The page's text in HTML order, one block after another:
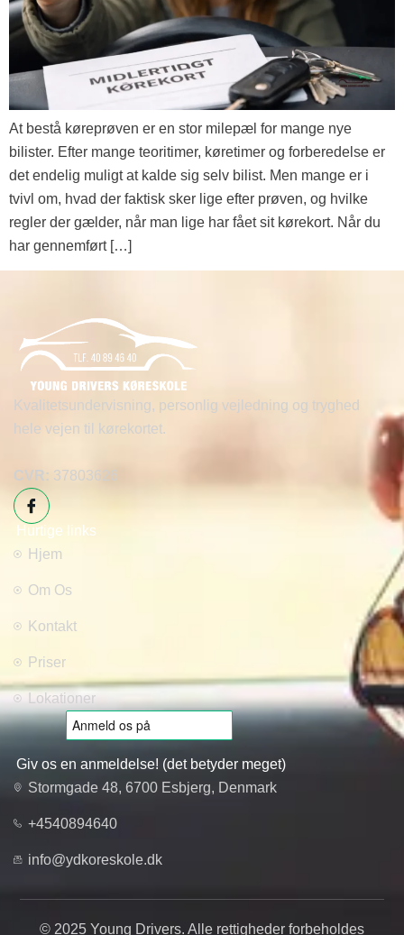
At bestå køreprøven er en stor milepæl for mange nye
bilister. Efter mange teoritimer, køretimer og forberedelse er
det endelig muligt at kalde sig selv bilist. Men mange er i
tvivl om, hvad der faktisk sker lige efter prøven, og hvilke
regler der gælder, når man lige har fået sit kørekort. Når du
har gennemført […]
Kvalitetsundervisning, personlig vejledning og tryghed
hele vejen til kørekortet.
CVR: 37803626
Hurtige links
Hjem
Om Os
Kontakt
Priser
Lokationer
Giv os en anmeldelse! (det betyder meget)
Stormgade 48, 6700 Esbjerg, Denmark
+4540894640
info@ydkoreskole.dk
© 2025 Young Drivers. Alle rettigheder forbeholdes